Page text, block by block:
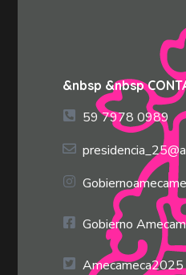
&nbsp &nbsp
59 7978 0989
Gobierno
Amecameca2025